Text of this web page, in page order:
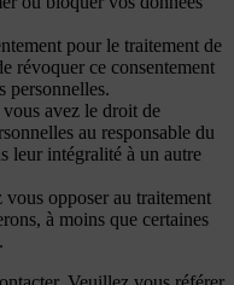
pour le traitement de
révoquer ce consentement
personnelles.
avez le droit de
au responsable du
leur intégralité à un autre
opposer au traitement
à moins que certaines